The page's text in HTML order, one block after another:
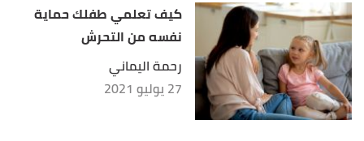
كيف تعلمي طفلك حماية
نفسه من التحرش
رحمة اليماني
27 يوليو 2021